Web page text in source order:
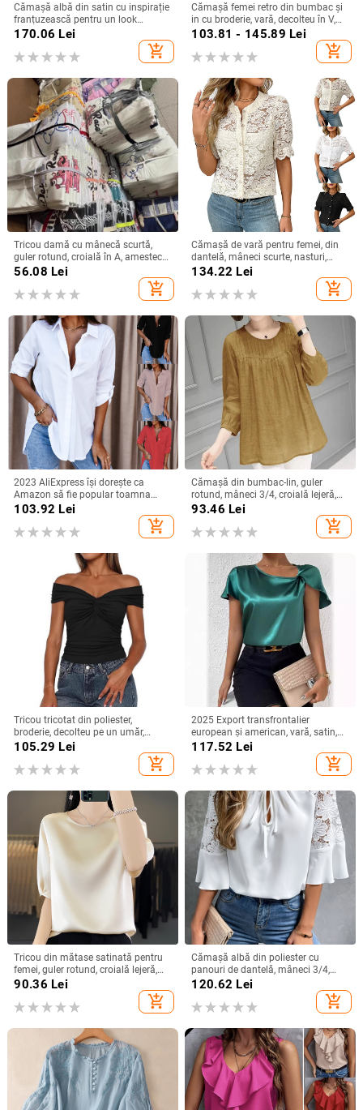
Cămașă albă din satin cu inspirație
franțuzească pentru un look
elegant la birou
170.06 Lei
add_shopping_cart
Cămașă femei retro din bumbac și
in cu broderie, vară, decolteu în V,
croială lejeră, culoare solidă,
103.81 - 145.89 Lei
add_shopping_cart
Tricou damă cu mânecă scurtă,
guler rotund, croială în A, amestec
poliester-spandex, imprimat și
56.08 Lei
add_shopping_cart
Cămașă de vară pentru femei, din
dantelă, mâneci scurte, nasturi,
imprimeu floral, croială lejeră, guler
rotund, din bumbac-poliester
134.22 Lei
add_shopping_cart
2023 AliExpress își dorește ca
Amazon să fie popular toamna
anului 2023, cămașă simplă cu
mânecă lungă și decolteu în V
pentru femei, cămașă pentru femei
103.92 Lei
add_shopping_cart
Cămașă din bumbac-lin, guler
rotund, mâneci 3/4, croială lejeră,
stil urban de relaxare
93.46 Lei
add_shopping_cart
Tricou tricotat din poliester,
broderie, decolteu pe un umăr,
mâneci raglan, croială slim
105.29 Lei
add_shopping_cart
2025 Export transfrontalier
european și american, vară, satin,
cu mânecă scurtă, din satin răsucit,
culoare pură, top versatil, larg,
pentru femei
117.52 Lei
add_shopping_cart
Tricou din mătase satinată pentru
femei, guler rotund, croială lejeră,
mâneci 3/4, top lejer de vară
90.36 Lei
add_shopping_cart
Cămașă albă din poliester cu
panouri de dantelă, mâneci 3/4,
guler rotund, croială lejeră
120.62 Lei
add_shopping_cart